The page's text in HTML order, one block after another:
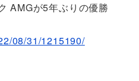
AMGが5年ぶりの優勝
08/31/1215190/